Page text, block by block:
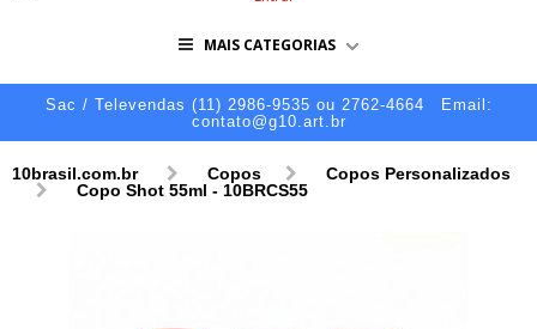
MAIS CATEGORIAS
Sac / Televendas (11) 2986-9535 ou 2762-4664
Email:
contato@g10.art.br
10brasil.com.br Copos
Copos Personalizados
Copo Shot 55ml - 10BRCS55